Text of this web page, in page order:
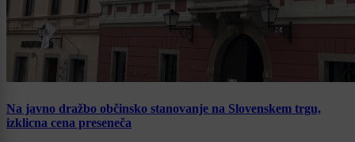
Na javno dražbo občinsko stanovanje na Slovenskem trgu,
izklicna cena preseneča